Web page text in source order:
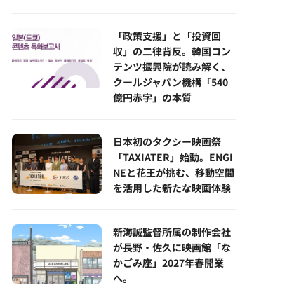
「政策支援」と「投資回
収」の二律背反。韓国コン
テンツ振興院が読み解く、
クールジャパン機構「540
億円赤字」の本質
日本初のタクシー映画祭
「TAXIATER」始動。ENGI
NEと花王が挑む、移動空間
を活用した新たな映画体験
新海誠監督所属の制作会社
が長野・佐久に映画館「な
かごみ座」2027年春開業
へ。